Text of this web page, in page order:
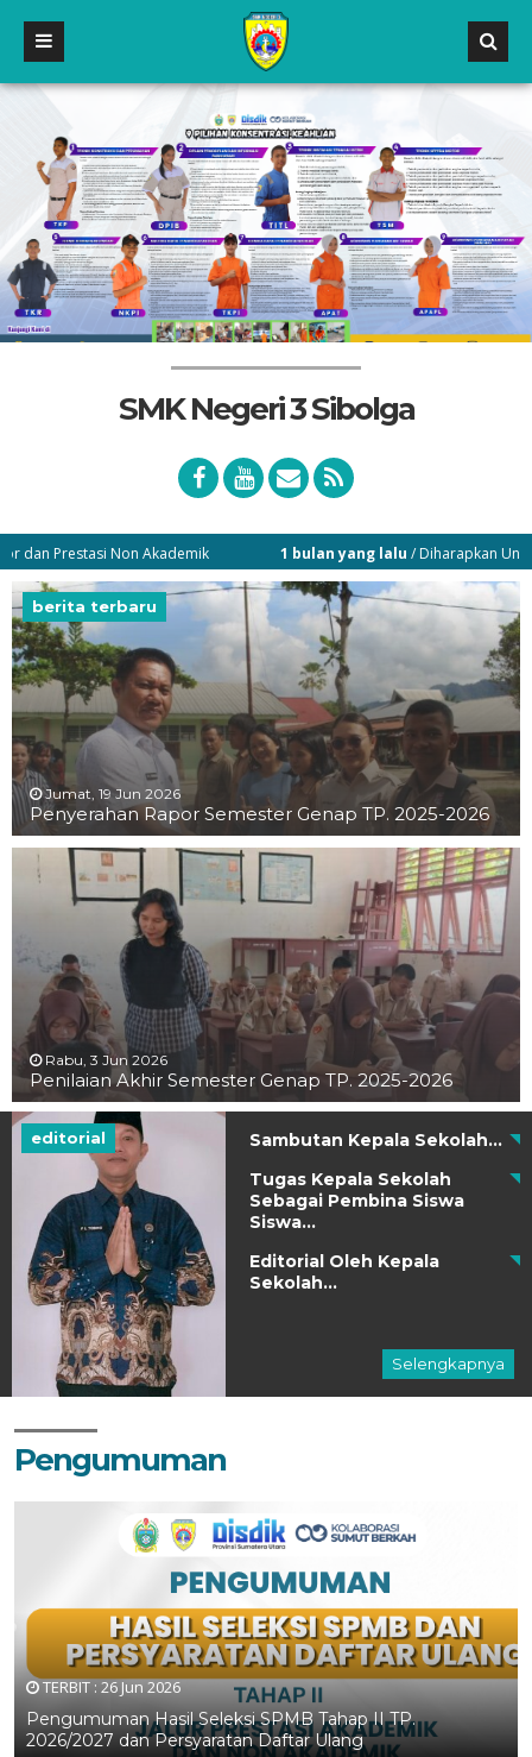
SMK Negeri 3 Sibolga
Non Akademik 1 bulan yang lalu/ Diharapkan Untuk
berita terbaru
Jumat, 19 Jun 2026
Penyerahan Rapor Semester Genap TP. 2025-2026
Rabu, 3 Jun 2026
Penilaian Akhir Semester Genap TP. 2025-2026
editorial
Sambutan Kepala Sekolah...
Tugas Kepala Sekolah
Sebagai Pembina Siswa
Siswa...
Editorial Oleh Kepala
Sekolah...
Selengkapnya
Pengumuman
TERBIT :26 Jun 2026
Pengumuman Hasil Seleksi SPMB Tahap II TP.
2026/2027 dan Persyaratan Daftar Ulang